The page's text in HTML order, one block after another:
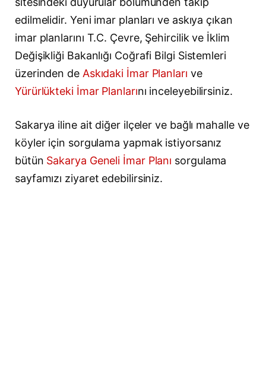
edilmelidir. Yeni imar planları ve askıya çıkan
imar planlarını T.C. Çevre, Şehircilik ve İklim
Değişikliği Bakanlığı Coğrafi Bilgi Sistemleri
üzerinden de Askıdaki İmar Planları ve
Yürürlükteki İmar Planlarını inceleyebilirsiniz.
Sakarya iline ait diğer ilçeler ve bağlı mahalle ve
köyler için sorgulama yapmak istiyorsanız
bütün Sakarya Geneli İmar Planı sorgulama
sayfamızı ziyaret edebilirsiniz.